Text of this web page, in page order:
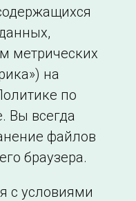
метрических
на
по
Вы всегда
файлов
браузера.
с условиями